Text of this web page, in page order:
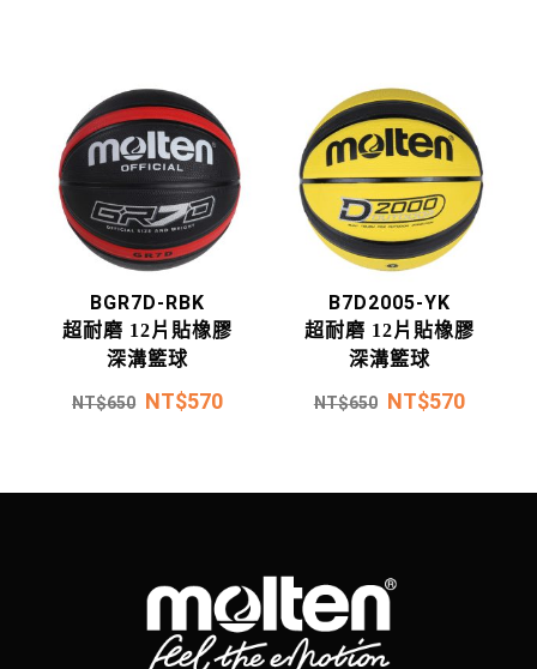
BGR7D-RBK
超耐磨 12片貼橡膠
深溝籃球
NT$650 NT$570
B7D2005-YK
超耐磨 12片貼橡膠
深溝籃球
NT$650 NT$570